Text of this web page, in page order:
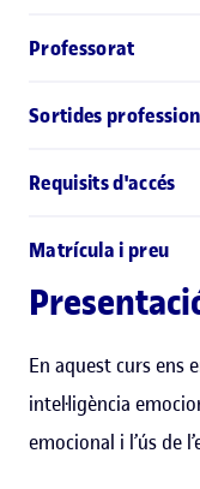
Professorat
Sortides
Requisits d'accés
Matrícula i preu
En aquest curs ens
intel·ligència
emocional i l’ús de